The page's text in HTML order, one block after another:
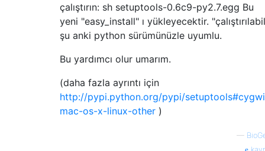
çalıştırın: sh setuptools-0.6c9-py2.7.egg Bu
yeni "easy_install" ı yükleyecektir.
şu anki python sürümünüzle uyumlu.
Bu yardımcı olur umarım.
(daha fazla ayrıntı için
http://pypi.python.org/pypi/
mac-os-x-linux-other )
—